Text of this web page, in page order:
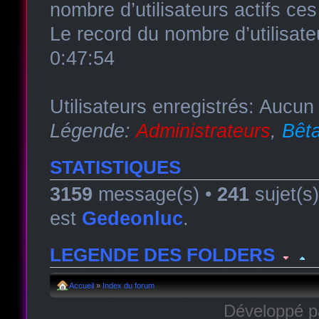
nombre d’utilisateurs actifs
Le record du nombre
0:47:54
Utilisateurs enregistrés:
Légende:Administrateurs,
STATISTIQUES
3159 message(s) • 241
est Gedeonluc.
LEGENDE DES FOLDERS
Forum avec sous-
Accueil » Index du forum
Développé